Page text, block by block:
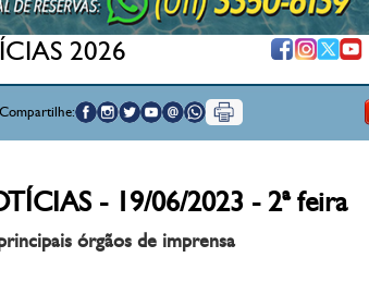
2026
Compartilhe:
- 19/06/2023 - 2ª feira
órgãos de imprensa